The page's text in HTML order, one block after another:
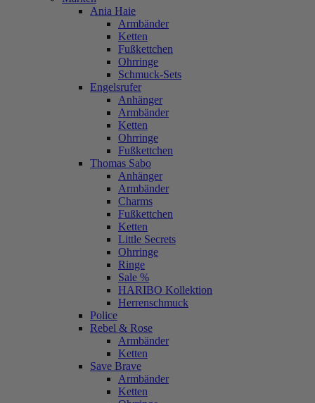
Ania Haie
Armbänder
Ketten
Fußkettchen
Ohrringe
Schmuck-Sets
Engelsrufer
Anhänger
Armbänder
Ketten
Ohrringe
Fußkettchen
Thomas Sabo
Anhänger
Armbänder
Charms
Fußkettchen
Ketten
Little Secrets
Ohrringe
Ringe
Sale %
HARIBO Kollektion
Herrenschmuck
Police
Rebel & Rose
Armbänder
Ketten
Save Brave
Armbänder
Ketten